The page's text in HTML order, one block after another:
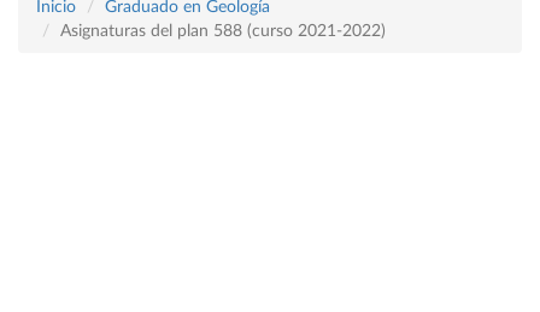
Inicio
Graduado en Geología
Asignaturas del plan 588 (curso 2021-2022)